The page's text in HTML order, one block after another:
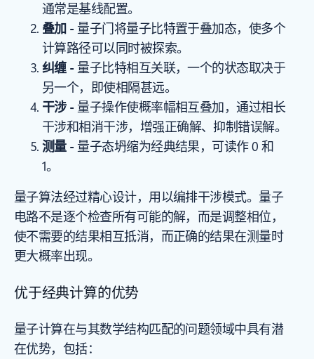
通常是基线配置。
叠加 - 量子门将量子比特置于叠加态，使多个
计算路径可以同时被探索。
纠缠 - 量子比特相互关联，一个的状态取决于
另一个，即使相隔甚远。
干涉 - 量子操作使概率幅相互叠加，通过相长
干涉和相消干涉，增强正确解、抑制错误解。
测量 - 量子态坍缩为经典结果，可读作 0 和
1。
量子算法经过精心设计，用以编排干涉模式。量子
电路不是逐个检查所有可能的解，而是调整相位，
使不需要的结果相互抵消，而正确的结果在测量时
更大概率出现。
优于经典计算的优势
量子计算在与其数学结构匹配的问题领域中具有潜
在优势，包括：